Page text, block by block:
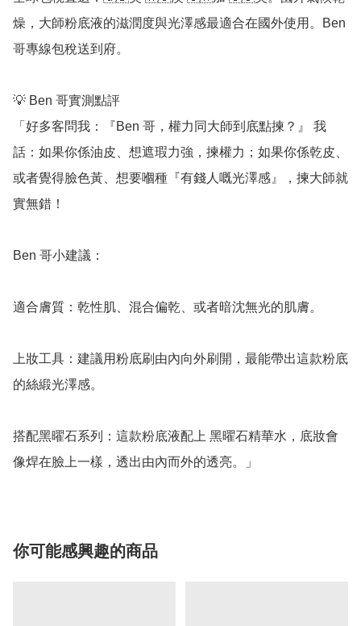
燥，大師粉底液的滋潤度與光澤感最適合在國外使用。Ben
哥專線包稅送到府。
💡 Ben 哥實測點評
「好多客問我：『Ben 哥，權力同大師到底點揀？』 我
話：如果你係油皮、想遮瑕力強，揀權力；如果你係乾皮、
或者覺得臉色黃、想要嗰種『有錢人嘅光澤感』，揀大師就
實無錯！
Ben 哥小建議：
適合膚質：乾性肌、混合偏乾、或者暗沈無光的肌膚。
上妝工具：建議用粉底刷由內向外刷開，最能帶出這款粉底
的絲緞光澤感。
搭配黑曜石系列：這款粉底液配上 黑曜石精華水，底妝會
像焊在臉上一樣，透出由內而外的透亮。」
你可能感興趣的商品